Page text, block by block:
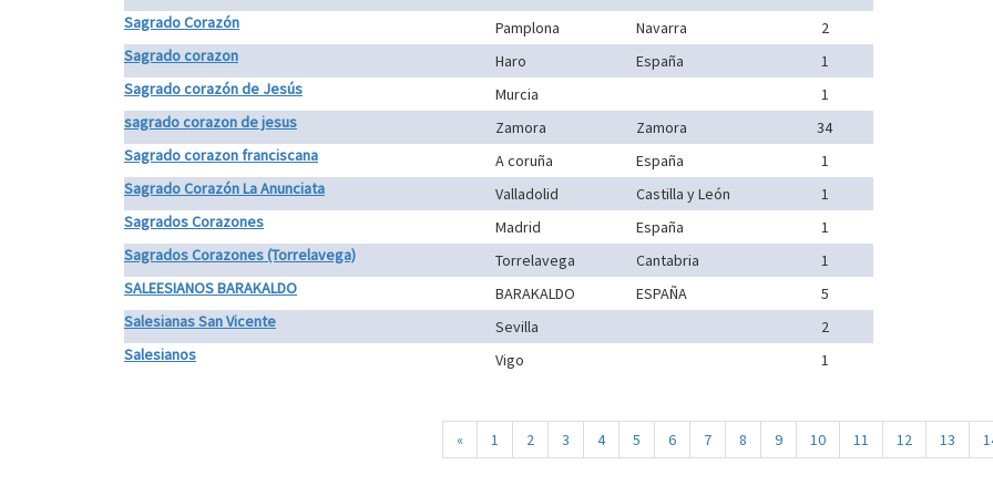
Sagrado Corazón
Pamplona Navarra
2
Sagrado corazon
Haro España
1
Sagrado corazón de Jesús
Murcia
1
sagrado corazon de jesus
Zamora Zamora
34
Sagrado corazon franciscana
A coruña España
1
Sagrado Corazón La Anunciata
Valladolid Castilla y León
1
Sagrados Corazones
Madrid España
1
Sagrados Corazones (Torrelavega)
Torrelavega Cantabria
1
SALEESIANOS BARAKALDO
BARAKALDO ESPAÑA
5
Salesianas San Vicente
Sevilla
2
Salesianos
Vigo 1
« 1 2 3 4 5 6 7 8 9 10 11 12 13